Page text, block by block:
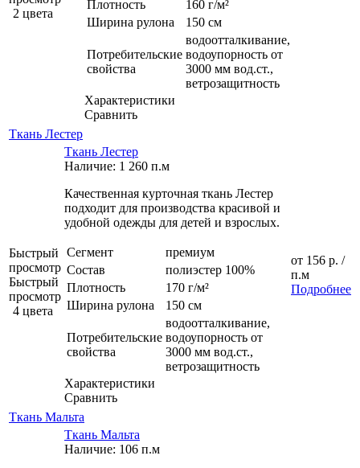
2 цвета
Плотность
160 г/м²
Ширина рулона
150 см
Потребительские
свойства
водоотталкивание,
водоупорность от
3000 мм вод.ст.,
ветрозащитность
Характеристики
Сравнить
Ткань Лестер
Быстрый
просмотр
Быстрый
просмотр
4 цвета
Ткань Лестер
Наличие: 1 260 п.м
Качественная курточная ткань Лестер
подходит для производства красивой и
удобной одежды для детей и взрослых.
Сегмент
премиум
Состав
полиэстер 100%
Плотность
170 г/м²
Ширина рулона
150 см
Потребительские
свойства
водоотталкивание,
водоупорность от
3000 мм вод.ст.,
ветрозащитность
Характеристики
Сравнить
от 156 р. /
п.м
Подробнее
Ткань Мальта
Ткань Мальта
Наличие: 106 п.м